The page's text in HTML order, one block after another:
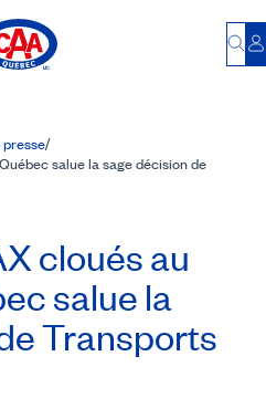
/
salue la sage décision de
cloués au
salue la
Transports